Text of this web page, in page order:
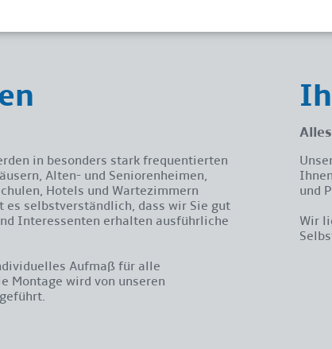
in besonders stark frequentierten
Alten- und Seniorenheimen,
Hotels und Wartezimmern
es selbstverständlich, dass wir Sie gut
Interessenten erhalten ausführliche
Aufmaß für alle
Montage wird von unseren
und
Wir